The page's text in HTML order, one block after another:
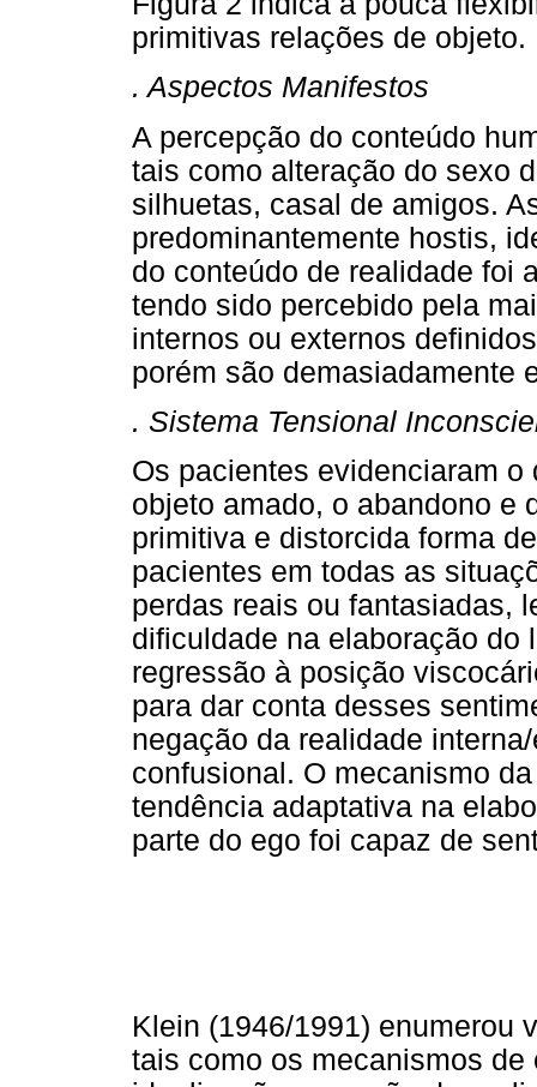
primitivas relações de objeto.
. Aspectos Manifestos
A percepção do conteúdo
tais como alteração do sexo
silhuetas, casal de amigos.
predominantemente hostis,
do conteúdo de realidade foi
tendo sido percebido pela
internos ou externos
porém são demasiadamente
. Sistema Tensional
Os pacientes evidenciaram
objeto amado, o abandono e
primitiva e distorcida forma
pacientes em todas as
perdas reais ou fantasiadas,
dificuldade na elaboração do
regressão à posição
para dar conta desses
negação da realidade
confusional. O mecanismo
tendência adaptativa na
parte do ego foi capaz de
Klein (1946/1991) enumerou
tais como os mecanismos